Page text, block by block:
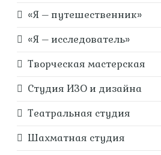
«Я – путешественник»
«Я – исследователь»
Творческая мастерская
Студия ИЗО и дизайна
Театральная студия
Шахматная студия